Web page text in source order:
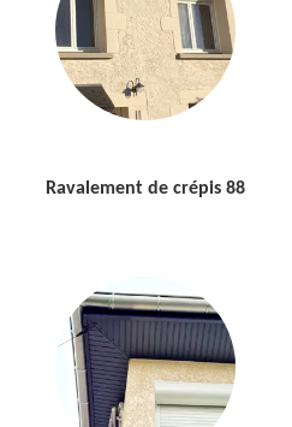
Ravalement de crépis 88